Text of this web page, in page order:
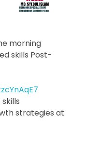
morning
skills Post-
strategies at